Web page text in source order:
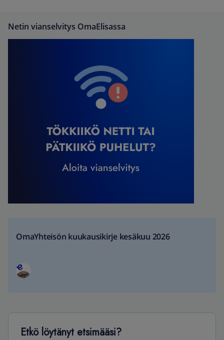
Netin vianselvitys OmaElisassa
OmaYhteisön kuukausikirje kesäkuu 2026
Etkö löytänyt etsimääsi?